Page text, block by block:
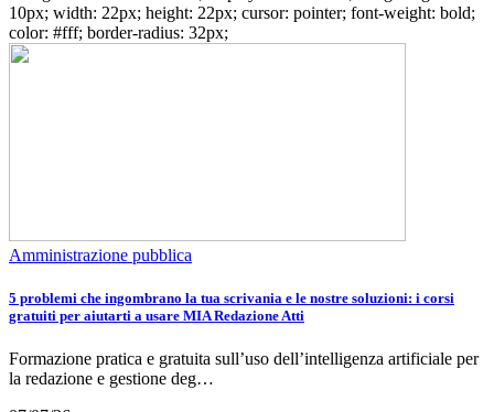
10px; width: 22px; height: 22px; cursor: pointer; font-weight: bold;
color: #fff; border-radius: 32px;
Amministrazione pubblica
5 problemi che ingombrano la tua scrivania e le nostre soluzioni: i corsi
gratuiti per aiutarti a usare MIA Redazione Atti
Formazione pratica e gratuita sull’uso dell’intelligenza artificiale per
la redazione e gestione deg…